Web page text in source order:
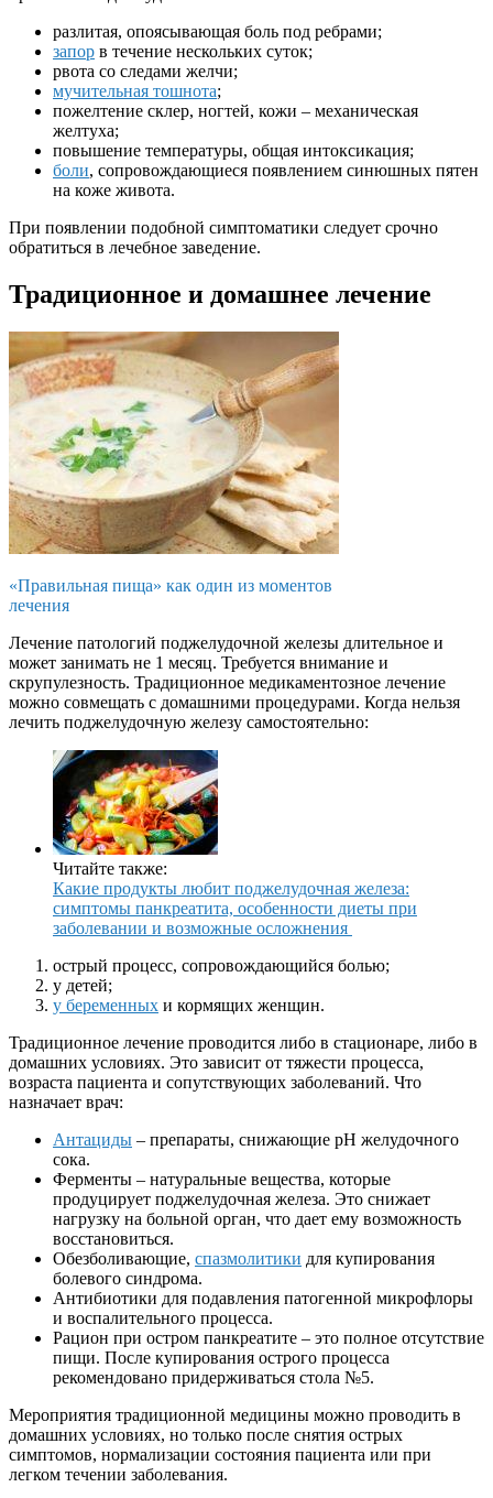
разлитая, опоясывающая боль под ребрами;
запор в течение нескольких суток;
рвота со следами желчи;
мучительная тошнота;
пожелтение склер, ногтей, кожи – механическая
желтуха;
повышение температуры, общая интоксикация;
боли, сопровождающиеся появлением синюшных пятен
на коже живота.
При появлении подобной симптоматики следует срочно
обратиться в лечебное заведение.
Традиционное и домашнее лечение
«Правильная пища» как один из моментов
лечения
Лечение патологий поджелудочной железы длительное и
может занимать не 1 месяц. Требуется внимание и
скрупулезность. Традиционное медикаментозное лечение
можно совмещать с домашними процедурами. Когда нельзя
лечить поджелудочную железу самостоятельно:
Читайте также:
Какие продукты любит поджелудочная железа:
симптомы панкреатита, особенности диеты при
заболевании и возможные осложнения
острый процесс, сопровождающийся болью;
у детей;
у беременных и кормящих женщин.
Традиционное лечение проводится либо в стационаре, либо в
домашних условиях. Это зависит от тяжести процесса,
возраста пациента и сопутствующих заболеваний. Что
назначает врач:
Антациды – препараты, снижающие рН желудочного
сока.
Ферменты – натуральные вещества, которые
продуцирует поджелудочная железа. Это снижает
нагрузку на больной орган, что дает ему возможность
восстановиться.
Обезболивающие, спазмолитики для купирования
болевого синдрома.
Антибиотики для подавления патогенной микрофлоры
и воспалительного процесса.
Рацион при остром панкреатите – это полное отсутствие
пищи. После купирования острого процесса
рекомендовано придерживаться стола №5.
Мероприятия традиционной медицины можно проводить в
домашних условиях, но только после снятия острых
симптомов, нормализации состояния пациента или при
легком течении заболевания.